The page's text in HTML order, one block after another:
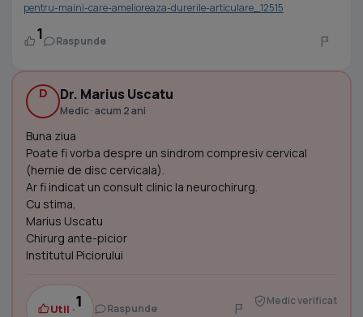
pentru-maini-care-amelioreaza-durerile-articulare_12515
1 Raspunde
D Dr. Marius Uscatu
Medic · acum 2 ani
Buna ziua
Poate fi vorba despre un sindrom compresiv cervical
(hernie de disc cervicala).
Ar fi indicat un consult clinic la neurochirurg.
Cu stima,
Marius Uscatu
Chirurg ante-picior
Institutul Piciorului
Util ·1 Raspunde
Medic verificat